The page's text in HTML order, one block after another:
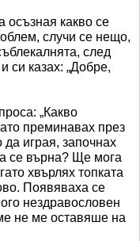
осъзная какво се
случи се нещо,
след
си казах: „Добре,
„Какво
преминавах през
да играя, започнах
се върна? Ще мога
хвърлях топката
Появяваха се
нездравословен
не ме оставяше на